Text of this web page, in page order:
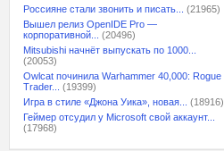
Россияне стали звонить и писать...
(21965)
Вышел релиз OpenIDE Pro —
корпоративной...
(20496)
Mitsubishi начнёт выпускать по 1000...
(20053)
Owlcat починила Warhammer 40,000: Rogue
Trader...
(19399)
Игра в стиле «Джона Уика», новая...
(18916)
Геймер отсудил у Microsoft свой аккаунт...
(17968)